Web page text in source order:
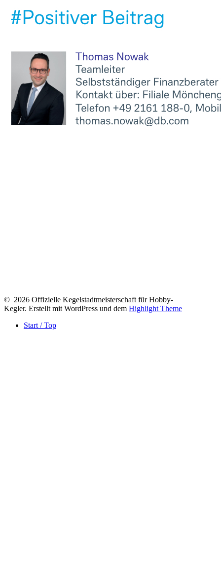
© 2026 Offizielle Kegelstadtmeisterschaft für Hobby-
Kegler. Erstellt mit WordPress und dem Highlight Theme
Start / Top